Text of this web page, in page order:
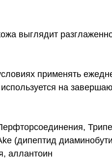
выглядит
применять
используется на
(дипептид
аллантоин